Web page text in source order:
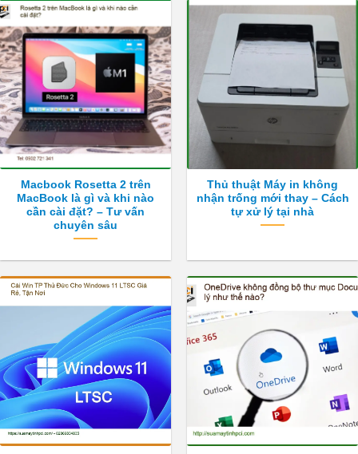
Macbook Rosetta 2 trên
MacBook là gì và khi nào
cần cài đặt? – Tư vấn
chuyên sâu
Thủ thuật Máy in không
nhận trống mới thay – Cách
tự xử lý tại nhà